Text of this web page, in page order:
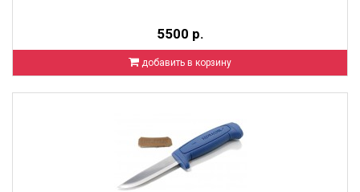
5500 р.
добавить в корзину